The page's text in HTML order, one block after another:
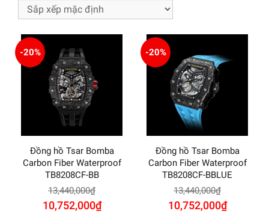
-20%
Đồng hồ Tsar Bomba
Carbon Fiber Waterproof
TB8208CF-BB
13,440,000₫
10,752,000₫
-20%
Đồng hồ Tsar Bomba
Carbon Fiber Waterproof
TB8208CF-BBLUE
13,440,000₫
10,752,000₫